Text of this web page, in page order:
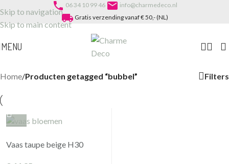
Skip to navigation
Skip to main content
phone 06 34 10 99 46 email info@charmedeco.nl
local_shipping Gratis verzending vanaf € 50,- (NL)
MENU
Home/Producten getagged “bubbel” Filters
Vaas taupe beige H30